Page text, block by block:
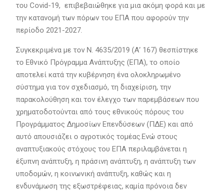
του Covid-19, επιβεβαιώθηκε για μια ακόμη φορά και με
την κατανομή των πόρων του ΕΠΑ που αφορούν την
περίοδο 2021-2027.
Συγκεκριμένα με τον Ν. 4635/2019 (Α’ 167) θεσπίστηκε
το Εθνικό Πρόγραμμα Ανάπτυξης (ΕΠΑ), το οποίο
αποτελεί κατά την κυβέρνηση ένα ολοκληρωμένο
σύστημα για τον σχεδιασμό, τη διαχείριση, την
παρακολούθηση και τον έλεγχο των παρεμβάσεων που
χρηματοδοτούνται από τους εθνικούς πόρους του
Προγράμματος Δημοσίων Επενδύσεων (ΠΔΕ) και από
αυτό απουσιάζει ο αγροτικός τομέας.Ενώ στους
αναπτυξιακούς στόχους του ΕΠΑ περιλαμβάνεται η
έξυπνη ανάπτυξη, η πράσινη ανάπτυξη, η ανάπτυξη των
υποδομών, η κοινωνική ανάπτυξη, καθώς και η
ενδυνάμωση της εξωστρέφειας, καμία πρόνοια δεν